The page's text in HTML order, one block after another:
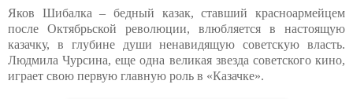
Яков Шибалка – бедный казак, ставший красноармейцем
после Октябрьской революции, влюбляется в настоящую
казачку, в глубине души ненавидящую советскую власть.
Людмила Чурсина, еще одна великая звезда советского кино,
играет свою первую главную роль в «Казачке».